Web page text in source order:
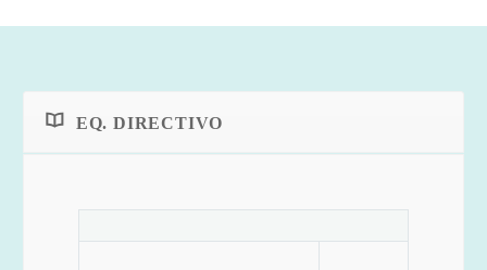
EQ. DIRECTIVO